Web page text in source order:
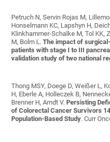
Petruch N, Servin Rojas M,
Honselmann KC, Lapshyn H,
Klinkhammer-Schalke M, Tol KK,
M, Bolm L.The impact of
patients with stage I to III
validation study of two national
Thong MSY, Doege D, Weißer L,
H, Eberle A, Holleczek B,
Brenner H, Arndt V.Persisting
of Colorectal Cancer Survivors
Population-Based Study. Curr